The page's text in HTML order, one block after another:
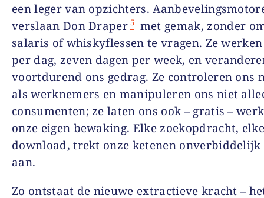
een leger van opzichters.
verslaan Don Draper 5 met gemak, zonder
salaris of whiskyflessen te vragen. Ze
per dag, zeven dagen per week, en
voortdurend ons gedrag. Ze controleren ons
als werknemers en manipuleren ons niet
consumenten; ze laten ons ook – gratis –
onze eigen bewaking. Elke zoekopdracht,
download, trekt onze ketenen
aan.
Zo ontstaat de nieuwe extractieve kracht –